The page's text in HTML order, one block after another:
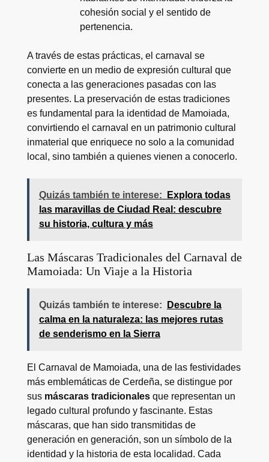
cohesión social y el sentido de
pertenencia.
A través de estas prácticas, el carnaval se
convierte en un medio de expresión cultural que
conecta a las generaciones pasadas con las
presentes. La preservación de estas tradiciones
es fundamental para la identidad de Mamoiada,
convirtiendo el carnaval en un patrimonio cultural
inmaterial que enriquece no solo a la comunidad
local, sino también a quienes vienen a conocerlo.
Quizás también te interese:
Explora todas
las maravillas de Ciudad Real: descubre
su historia, cultura y más
Las Máscaras Tradicionales del Carnaval de
Mamoiada: Un Viaje a la Historia
Quizás también te interese:
Descubre la
calma en la naturaleza: las mejores rutas
de senderismo en la Sierra
El Carnaval de Mamoiada, una de las festividades
más emblemáticas de Cerdeña, se distingue por
sus máscaras tradicionalesque representan un
legado cultural profundo y fascinante. Estas
máscaras, que han sido transmitidas de
generación en generación, son un símbolo de la
identidad y la historia de esta localidad. Cada